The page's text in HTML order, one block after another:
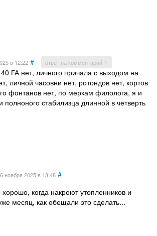
в 12:22 # ответ на комментарий ↑
ГА нет, личного причала с выходом на
личной часовни нет, ротондов нет, кортов
фонтанов нет, по меркам филолога, я и
полноного стабилизца длинной в четверть
ноября 2025в 13:48 #
хорошо, когда накроют утопленников и
месяц, как обещали это сделать...